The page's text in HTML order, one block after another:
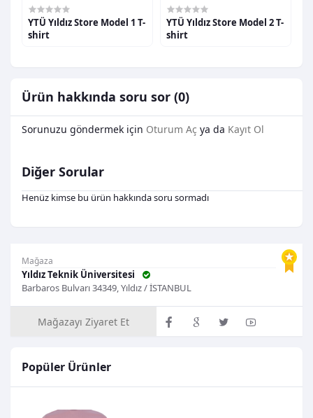
Mağaza
Yıldız Teknik Üniversitesi
Barbaros Bulvarı 34349, Yıldız / İSTANBUL
Mağazayı Ziyaret Et
Popüler Ürünler
YTÜ Yıldız Store Model 1 T-
shirt
YTÜ Yıldız Store Model 2 T-
shirt
Ürün hakkında soru sor (0)
Sorunuzu göndermek için Oturum Aç ya da Kayıt Ol
Diğer Sorular
Henüz kimse bu ürün hakkında soru sormadı